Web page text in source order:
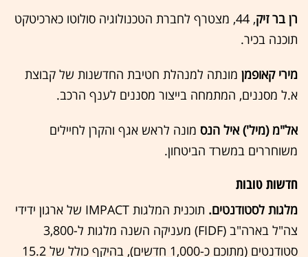
רן בר זיק
, 44, מצטרף לחברת הטכנולוגיה סולוטו כארכיטקט
תוכנה בכיר.
מירי קאופמן מונתה למנהלת חטיבת החדשנות של קבוצת
א.ל מסננים, המתמחה בייצור מסננים לענף הרכב.
אל"מ (מיל') איל הנס מונה לראש אגף והקרן לחיילים
משוחררים במשרד הביטחון.
חדשות טובות
מלגות לסטודנטים.
תוכנית המלגות IMPACT של ארגון ידידי
צה"ל בארה"ב (FIDF) מעניקה השנה מלגות ל-3,800
סטודנטים (מתוכם כ-1,000 חדשים), בהיקף כולל של 15.2